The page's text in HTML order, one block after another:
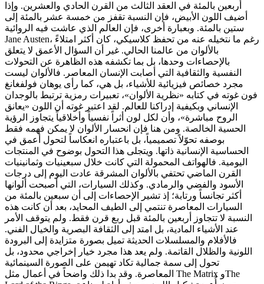
أربعين بالمئة في العقد الثالث من القرن الحادي والعشرين. وإذا
أضيف اللون الأبيض، فإن النسبة تقفز من خمسة عشر بالمئة إلى
ستين بالمئة. وبعبارة أخرى، فإن العالم الذي عاشت فيه الروائية
Jane Austen، رغم ما نتخيله عنه من تحفظ كلاسيكي، كان أكثر امتلاءً
بالألوان من عالمنا الحالي. غير أن السؤال الأعمق لا يتعلق
بالإحصاءات وحدها، بل بما تكشفه هذه الظاهرة عن التحولات
النفسية والثقافية التي أصابت الإنسان المعاصر. فالألوان ليست
مجرد خصائص فيزيائية للأشياء، بل هي، كما رأى يوهان فولفغانغ
فون غوته في كتابه «نظرية الألوان»، تعبيرات رمزية ترتبط بالوجدان
الإنساني وبكيفية إدراكنا للعالم. لقد اعتبر غوته أن اللون «يعانق
الروح مباشرة»، وأن لكل لون أثراً نفسياً وأخلاقياً يتجاوز الرؤية
الحسية الخالصة. ومن هنا فإن انحسار الألوان لا يمكن فهمه فقط
بوصفه تحوّلاً تصميمياً، بل باعتباره انعكاساً لتحول أعمق في
الحساسية الإنسانية ذاتها. ويتجلى هذا التحول بوضوح في المنتجات
اليومية. فالهواتف المحمولة التي كانت خلال سبعينيات وثمانينيات
القرن الماضي تحتفي بالألوان المشرقة عادت اليوم إلى درجات
الأسود والفضي والرمادي. وكذلك السيارات، التي أصبحت ألوانها
أكثر تجانساً ورتابة؛ إذ تشير الإحصاءات إلى أن سبعين بالمئة من
السيارات المعاصرة تنتمي إلى الطيف المحايد، بعد أن كانت هذه
النسبة لا تتجاوز أربعين بالمئة قبل ربع قرن فقط. ولم يتوقف الأمر
عند الأشياء المادية، بل امتد إلى الثقافة البصرية والخيال الفني.
فالأفلام والمسلسلات الحديثة تميل بصورة متزايدة إلى البرودة
اللونية والظلال القاتمة. ولم يعد هذا مجرد خيار إخراجي محدود، بل
تحول إلى سمة جمالية تكاد تهيمن على الصورة السينمائية
المعاصرة. وقد بدا ذلك واضحاً في أعمال مثل The Matrix وThe